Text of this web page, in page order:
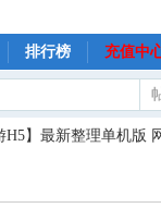
排行榜 充值中
H5】最新整理单机版